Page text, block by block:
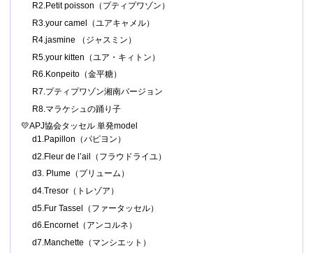
R2.Petit poisson（プティプワゾン）
R3.your camel（ユアキャメル）
R4.jasmine （ジャスミン）
R5.your kitten（ユア・キィトン）
R6.Konpeito（金平糖）
R7.プティプワゾン湘南バージョン
R8.マラケシュの踊り子
💛APJ協会タッセル 単発model
d1.Papillon（パピヨン）
d2.Fleur de l’ail（フラウドライユ）
d3. Plume（プリューム）
d4.Tresor（トレゾア）
d5.Fur Tassel（ファータッセル）
d6.Encornet（アンコルネ）
d7.Manchette（マンシエット）